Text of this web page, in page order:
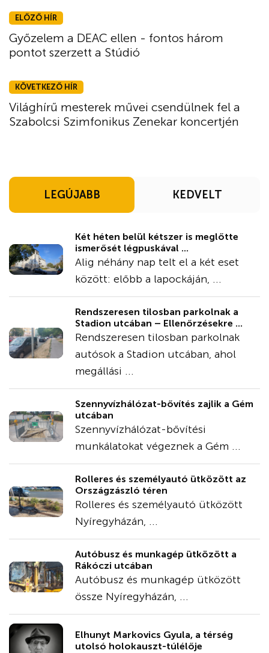
ELŐZŐ HÍR
Győzelem a DEAC ellen - fontos három
pontot szerzett a Stúdió
KÖVETKEZŐ HÍR
Világhírű mesterek művei csendülnek fel a
Szabolcsi Szimfonikus Zenekar koncertjén
LEGÚJABB KEDVELT
Két héten belül kétszer is meglőtte
ismerősét légpuskával ...
Alig néhány nap telt el a két eset
között: előbb a lapockáján, ...
Rendszeresen tilosban parkolnak a
Stadion utcában – Ellenőrzésekre ...
Rendszeresen tilosban parkolnak
autósok a Stadion utcában, ahol
megállási ...
Szennyvízhálózat-bővítés zajlik a Gém
utcában
Szennyvízhálózat-bővítési
munkálatokat végeznek a Gém ...
Rolleres és személyautó ütközött az
Országzászló téren
Rolleres és személyautó ütközött
Nyíregyházán, ...
Autóbusz és munkagép ütközött a
Rákóczi utcában
Autóbusz és munkagép ütközött
össze Nyíregyházán, ...
Elhunyt Markovics Gyula, a térség
utolsó holokauszt-túlélője